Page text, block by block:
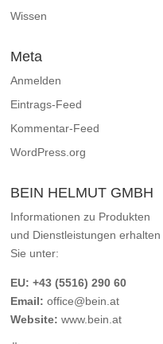
Wissen
Meta
Anmelden
Eintrags-Feed
Kommentar-Feed
WordPress.org
BEIN HELMUT GMBH
Informationen zu Produkten
und Dienstleistungen erhalten
Sie unter:
EU: +43 (5516) 290 60
Email: office@bein.at
Website: www.bein.at